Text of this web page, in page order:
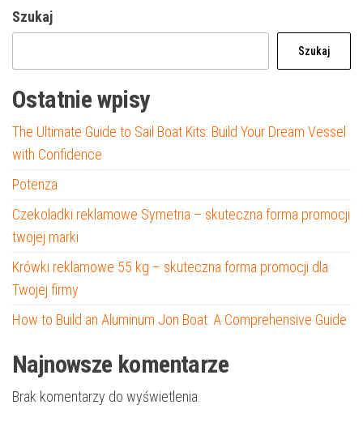
Szukaj
Szukaj
Ostatnie wpisy
The Ultimate Guide to Sail Boat Kits: Build Your Dream Vessel
with Confidence
Potenza
Czekoladki reklamowe Symetria – skuteczna forma promocji
twojej marki
Krówki reklamowe 55 kg – skuteczna forma promocji dla
Twojej firmy
How to Build an Aluminum Jon Boat: A Comprehensive Guide
Najnowsze komentarze
Brak komentarzy do wyświetlenia.